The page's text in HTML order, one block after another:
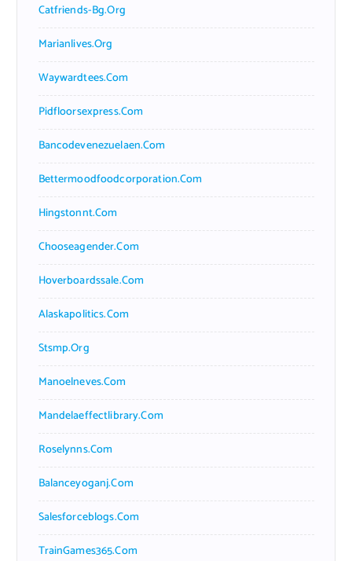
Catfriends-Bg.org
Marianlives.org
Waywardtees.com
Pidfloorsexpress.com
Bancodevenezuelaen.com
Bettermoodfoodcorporation.com
Hingstonnt.com
Chooseagender.com
Hoverboardssale.com
Alaskapolitics.com
Stsmp.org
Manoelneves.com
Mandelaeffectlibrary.com
Roselynns.com
Balanceyoganj.com
Salesforceblogs.com
TrainGames365.com